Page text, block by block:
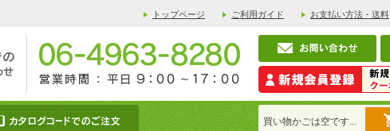
トップページ ご利用ガイド お支払い方法・送料
買い物かごは空です...